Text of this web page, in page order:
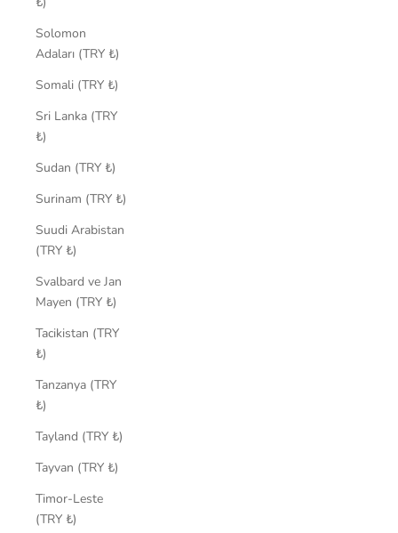
Solomon
Adaları (TRY ₺)
Somali (TRY ₺)
Sri Lanka (TRY
₺)
Sudan (TRY ₺)
Surinam (TRY ₺)
Suudi Arabistan
(TRY ₺)
Svalbard ve Jan
Mayen (TRY ₺)
Tacikistan (TRY
₺)
Tanzanya (TRY
₺)
Tayland (TRY ₺)
Tayvan (TRY ₺)
Timor-Leste
(TRY ₺)